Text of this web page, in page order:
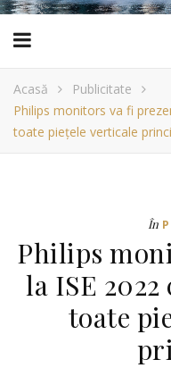
Acasă
Publicitate
Philips monitors va fi
toate piețele verticale
În
Philips
la ISE
toate